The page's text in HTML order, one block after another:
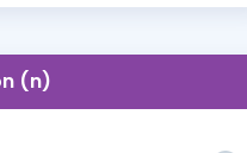
İngilizce
(n)